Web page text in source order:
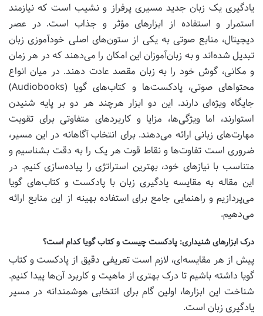
یادگیری یک زبان جدید مسیری پرفراز و نشیب است که نیازمند
استمرار و استفاده از ابزارهای مؤثر و جذاب است. در عصر
دیجیتال، منابع صوتی به یکی از ستون‌های اصلی خودآموزی زبان
تبدیل شده‌اند و به زبان‌آموزان این امکان را می‌دهند که در هر زمان
و مکانی، گوش خود را به زبان مقصد عادت دهند. در میان انواع
محتواهای صوتی، پادکست‌ها و کتاب‌های گویا (Audiobooks)
جایگاه ویژه‌ای دارند. این دو ابزار هرچند هر دو بر پایه شنیدن
استوارند، اما ویژگی‌ها، مزایا و کاربردهای متفاوتی برای تقویت
مهارت‌های زبانی ارائه می‌دهند. برای انتخاب آگاهانه در این مسیر،
ضروری است تفاوت‌ها و نقاط قوت هر یک را به دقت بشناسیم و
متناسب با نیازهای خود، بهترین استراتژی را پیاده‌سازی کنیم. در
این مقاله به مقایسه یادگیری زبان با پادکست و کتاب‌های گویا
می‌پردازیم و راهنمایی جامع برای استفاده بهینه از این منابع ارائه
می‌دهیم.
درک ابزارهای شنیداری: پادکست چیست و کتاب گویا کدام است؟
پیش از هر مقایسه‌ای، لازم است تعریفی دقیق از پادکست و کتاب
گویا داشته باشیم تا درک بهتری از ماهیت و کاربرد آن‌ها پیدا کنیم.
شناخت این ابزارها، اولین گام برای انتخابی هوشمندانه در مسیر
یادگیری زبان است.